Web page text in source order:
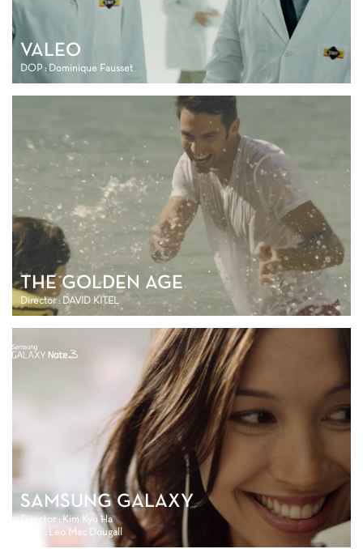
VALEO
DOP : Dominique Fausset
THE GOLDEN AGE
Director : DAVID KITEL
SAMSUNG GALAXY
Director : Kim Kyu Ha
DOP : Leo Mac Dougall